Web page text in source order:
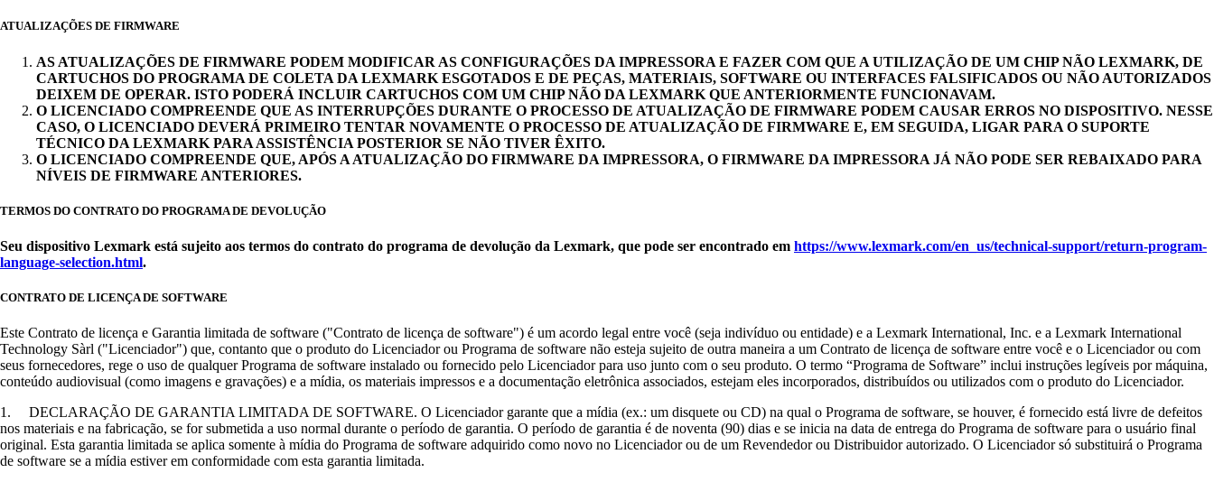
ATUALIZAÇÕES DE FIRMWARE
AS ATUALIZAÇÕES DE FIRMWARE PODEM MODIFICAR AS CONFIGURAÇÕES DA IMPRESSORA E FAZER COM QUE A UTILIZAÇÃO DE UM CHIP NÃO LEXMARK, DE
CARTUCHOS DO PROGRAMA DE COLETA DA LEXMARK ESGOTADOS E DE PEÇAS, MATERIAIS, SOFTWARE OU INTERFACES FALSIFICADOS OU NÃO AUTORIZADOS
DEIXEM DE OPERAR. ISTO PODERÁ INCLUIR CARTUCHOS COM UM CHIP NÃO DA LEXMARK QUE ANTERIORMENTE FUNCIONAVAM.
O LICENCIADO COMPREENDE QUE AS INTERRUPÇÕES DURANTE O PROCESSO DE ATUALIZAÇÃO DE FIRMWARE PODEM CAUSAR ERROS NO DISPOSITIVO. NESSE
CASO, O LICENCIADO DEVERÁ PRIMEIRO TENTAR NOVAMENTE O PROCESSO DE ATUALIZAÇÃO DE FIRMWARE E, EM SEGUIDA, LIGAR PARA O SUPORTE
TÉCNICO DA LEXMARK PARA ASSISTÊNCIA POSTERIOR SE NÃO TIVER ÊXITO.
O LICENCIADO COMPREENDE QUE, APÓS A ATUALIZAÇÃO DO FIRMWARE DA IMPRESSORA, O FIRMWARE DA IMPRESSORA JÁ NÃO PODE SER REBAIXADO PARA
NÍVEIS DE FIRMWARE ANTERIORES.
TERMOS DO CONTRATO DO PROGRAMA DE DEVOLUÇÃO
Seu dispositivo Lexmark está sujeito aos termos do contrato do programa de devolução da Lexmark, que pode ser encontrado em https://www.lexmark.com/en_us/technical-support/return-program-
language-selection.html.
CONTRATO DE LICENÇA DE SOFTWARE
Este Contrato de licença e Garantia limitada de software ("Contrato de licença de software") é um acordo legal entre você (seja indivíduo ou entidade) e a Lexmark International, Inc. e a Lexmark International
Technology Sàrl ("Licenciador") que, contanto que o produto do Licenciador ou Programa de software não esteja sujeito de outra maneira a um Contrato de licença de software entre você e o Licenciador ou com
seus fornecedores, rege o uso de qualquer Programa de software instalado ou fornecido pelo Licenciador para uso junto com o seu produto. O termo “Programa de Software” inclui instruções legíveis por máquina,
conteúdo audiovisual (como imagens e gravações) e a mídia, os materiais impressos e a documentação eletrônica associados, estejam eles incorporados, distribuídos ou utilizados com o produto do Licenciador.
1. DECLARAÇÃO DE GARANTIA LIMITADA DE SOFTWARE. O Licenciador garante que a mídia (ex.: um disquete ou CD) na qual o Programa de software, se houver, é fornecido está livre de defeitos
nos materiais e na fabricação, se for submetida a uso normal durante o período de garantia. O período de garantia é de noventa (90) dias e se inicia na data de entrega do Programa de software para o usuário final
original. Esta garantia limitada se aplica somente à mídia do Programa de software adquirido como novo no Licenciador ou de um Revendedor ou Distribuidor autorizado. O Licenciador só substituirá o Programa
de software se a mídia estiver em conformidade com esta garantia limitada.